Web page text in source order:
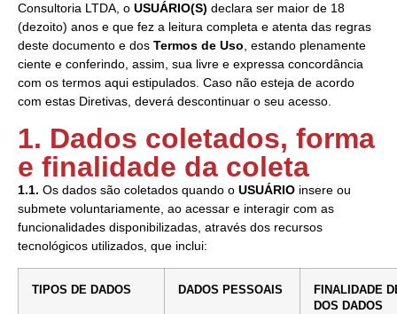
Consultoria LTDA, o USUÁRIO(S) declara ser maior de 18
(dezoito) anos e que fez a leitura completa e atenta das regras
deste documento e dos Termos de Uso, estando plenamente
ciente e conferindo, assim, sua livre e expressa concordância
com os termos aqui estipulados. Caso não esteja de acordo
com estas Diretivas, deverá descontinuar o seu acesso.
1. Dados coletados, forma
e finalidade da coleta
1.1. Os dados são coletados quando o USUÁRIO insere ou
submete voluntariamente, ao acessar e interagir com as
funcionalidades disponibilizadas, através dos recursos
tecnológicos utilizados, que inclui:
TIPOS DE DADOS DADOS PESSOAIS
FINALIDADE
DOS DADOS